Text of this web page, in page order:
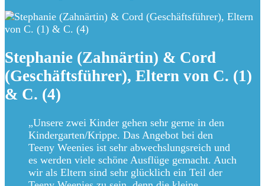
Stephanie (Zahnärtin) & Cord
(Geschäftsführer), Eltern von C. (1)
& C. (4)
„Unsere zwei Kinder gehen sehr gerne in den
Kindergarten/Krippe. Das Angebot bei den
Teeny Weenies ist sehr abwechslungsreich und
es werden viele schöne Ausflüge gemacht. Auch
wir als Eltern sind sehr glücklich ein Teil der